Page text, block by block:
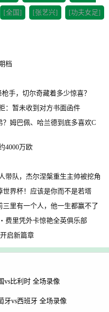
[全国] [张艺兴] [功夫女足]
档
手，切尔奇藏着多少惊喜？
：暂未收到对方书面函件
？姆巴佩、哈兰德到底多喜欢C
4000万欧
带队，杰尔涅槃重生主帅被挖角
界杯！应该是你而不是若塔
里有一个人，他一生都赢不了
费里凭外卡惊艳全英俱乐部
启新篇章
vs比利时 全场录像
牙vs西班牙 全场录像